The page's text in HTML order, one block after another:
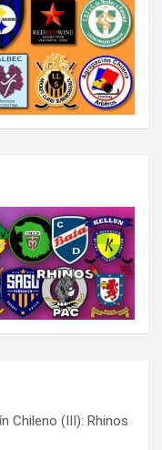
Chileno (III): Rhinos